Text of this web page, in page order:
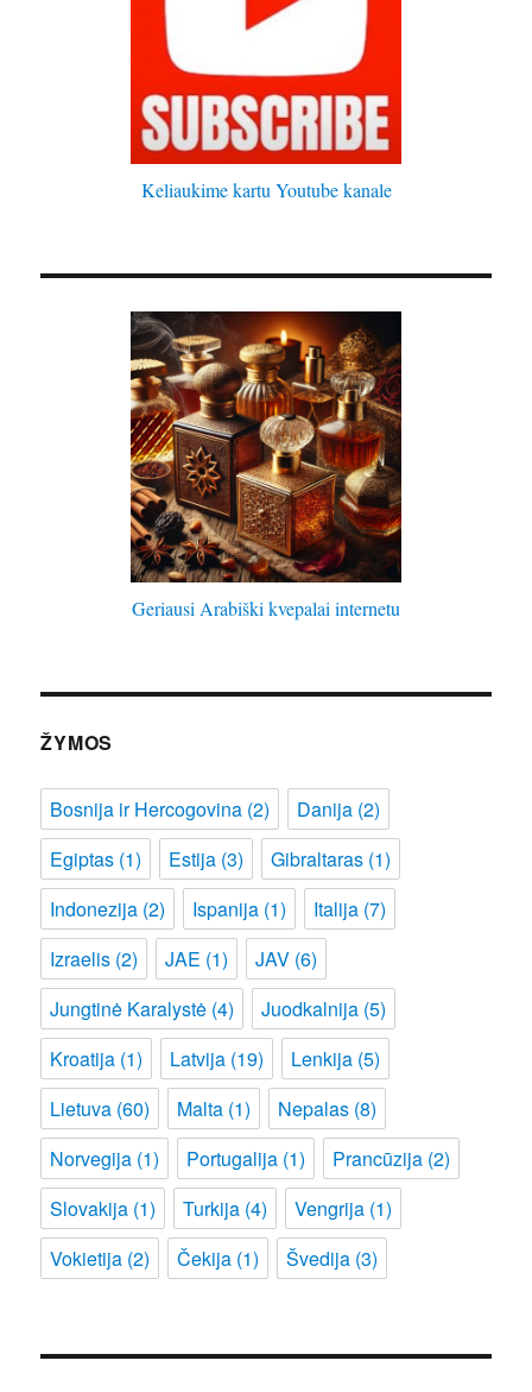
Keliaukime kartu Youtube kanale
Geriausi Arabiški kvepalai internetu
ŽYMOS
Bosnija ir Hercogovina (2) Danija (2)
Egiptas (1) Estija (3) Gibraltaras (1)
Indonezija (2) Ispanija (1) Italija (7)
Izraelis (2) JAE (1) JAV (6)
Jungtinė Karalystė (4) Juodkalnija (5)
Kroatija (1) Latvija (19) Lenkija (5)
Lietuva (60) Malta (1) Nepalas (8)
Norvegija (1) Portugalija (1) Prancūzija (2)
Slovakija (1) Turkija (4) Vengrija (1)
Vokietija (2) Čekija (1) Švedija (3)